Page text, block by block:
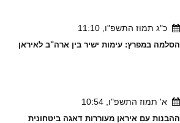
כ"ג תמוז התשפ"ו, 11:10
הסלמה במפרץ: עימות ישיר בין ארה"ב לאיראן
א' תמוז התשפ"ו, 10:54
ההבנות עם איראן מעוררות דאגה ביטחונית